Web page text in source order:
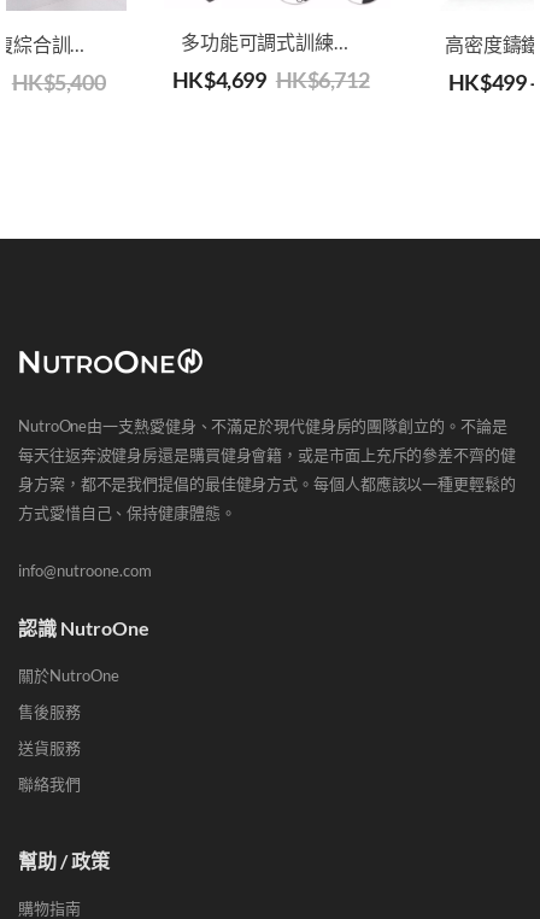
HK$5,400
多功能可調式訓練凳（附前蹬腿插件）
HK$4,699 HK$6,712 HK$499
NutroOne由一支熱愛健身、不滿足於現代健身房的團隊創立的。不論是
每天往返奔波健身房還是購買健身會籍，或是市面上充斥的參差不齊的健
身方案，都不是我們提倡的最佳健身方式。每個人都應該以一種更輕鬆的
方式愛惜自己、保持健康體態。
info@nutroone.com
認識 NutroOne
關於NutroOne
售後服務
送貨服務
聯絡我們
幫助 / 政策
購物指南